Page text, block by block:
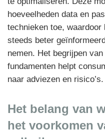
hoeveelheden data en
technieken toe, waardoor
steeds beter
nemen. Het begrijpen
fundamenten helpt
naar adviezen en risico’s.
Het belang van
het voorkomen